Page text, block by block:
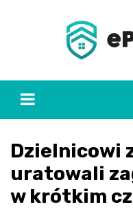
Dzielnicowi
uratowali
w krótkim